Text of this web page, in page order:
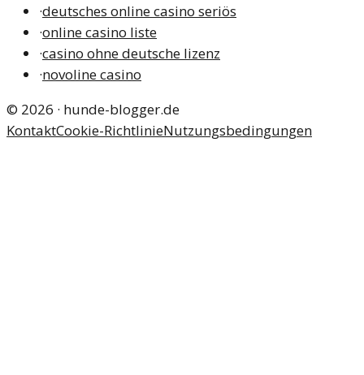
·deutsches online casino seriös
·online casino liste
·casino ohne deutsche lizenz
·novoline casino
© 2026 · hunde-blogger.de
KontaktCookie-RichtlinieNutzungsbedingungen